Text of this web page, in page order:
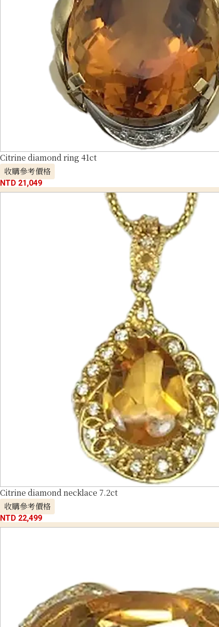
Citrine diamond ring 41ct
收購參考價格
NTD 21,049
Citrine diamond necklace 7.2ct
收購參考價格
NTD 22,499